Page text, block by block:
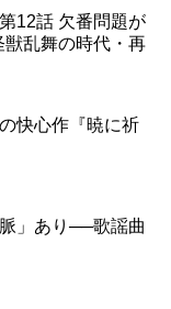
12話 欠番問題が
乱舞の時代・再
快心作『暁に祈
」あり──歌謡曲